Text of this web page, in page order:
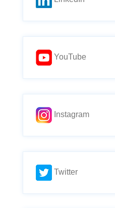
YouTube
Instagram
Twitter